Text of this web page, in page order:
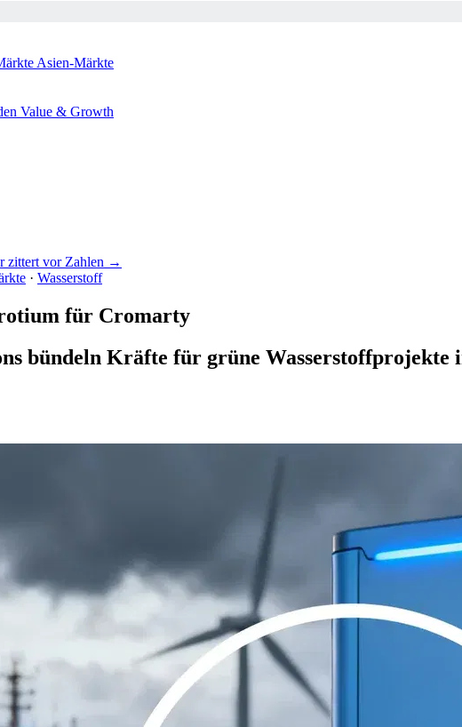
Asien-Märkte
Value & Growth
zittert vor Zahlen →
· Wasserstoff
für Cromarty
bündeln Kräfte für grüne